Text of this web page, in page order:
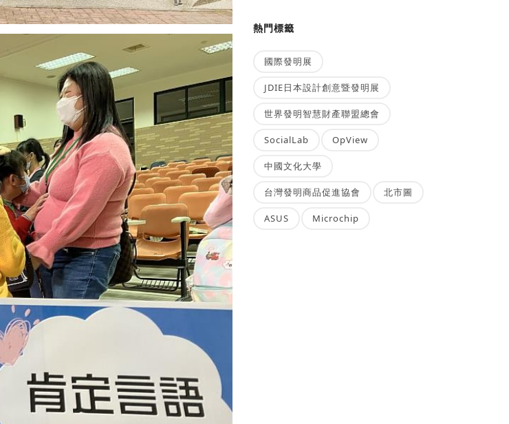
熱門標籤
國際發明展
JDIE日本設計創意暨發明展
世界發明智慧財產聯盟總會
SocialLab OpView
中國文化大學
台灣發明商品促進協會 北市圖
ASUS Microchip